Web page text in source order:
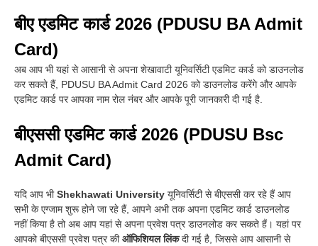
बीए एडमिट कार्ड 2026 (PDUSU BA Admit
Card)
अब आप भी यहां से आसानी से अपना शेखावाटी यूनिवर्सिटी एडमिट कार्ड को डाउनलोड
कर सकते हैं, PDUSU BA Admit Card 2026 को डाउनलोड करेंगे और आपके
एडमिट कार्ड पर आपका नाम रोल नंबर और आपके पूरी जानकारी दी गई है.
बीएससी एडमिट कार्ड 2026 (PDUSU Bsc
Admit Card)
यदि आप भीShekhawati University यूनिवर्सिटी से बीएससी कर रहे हैं आप
सभी के एग्जाम शुरू होने जा रहे हैं, आपने अभी तक अपना एडमिट कार्ड डाउनलोड
नहीं किया है तो अब आप यहां से अपना प्रवेश पत्र डाउनलोड कर सकते हैं। यहां पर
आपको बीएससी प्रवेश पत्र कीऑफिशियल लिंकदी गई है, जिससे आप आसानी से